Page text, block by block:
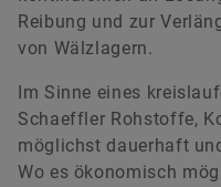
Reibung und zur
von Wälzlagern.
Im Sinne eines
Schaeffler Rohstoffe,
möglichst dauerhaft
Wo es ökonomisch